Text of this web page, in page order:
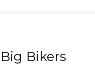
Big Bikers